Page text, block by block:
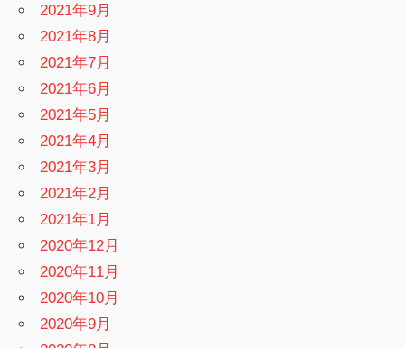
2021年9月
2021年8月
2021年7月
2021年6月
2021年5月
2021年4月
2021年3月
2021年2月
2021年1月
2020年12月
2020年11月
2020年10月
2020年9月